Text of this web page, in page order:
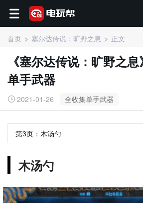
首页 塞尔达传说：旷野之息 正文
《塞尔达传说：旷野之
单手武器
2021-01-26 全收集单手武器
第3页： 木汤勺
木汤勺